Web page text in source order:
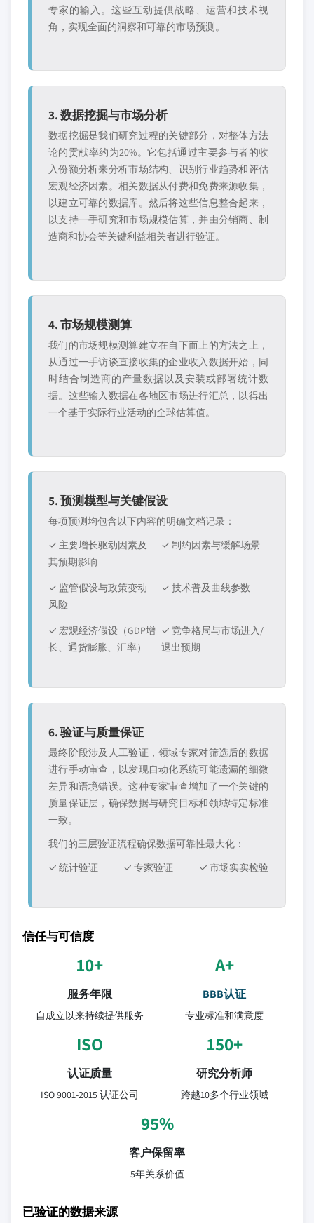
专家的输入。这些互动提供战略、运营和技术视
角，实现全面的洞察和可靠的市场预测。
3. 数据挖掘与市场分析
数据挖掘是我们研究过程的关键部分，对整体方法
论的贡献率约为20%。它包括通过主要参与者的收
入份额分析来分析市场结构、识别行业趋势和评估
宏观经济因素。相关数据从付费和免费来源收集，
以建立可靠的数据库。然后将这些信息整合起来，
以支持一手研究和市场规模估算，并由分销商、制
造商和协会等关键利益相关者进行验证。
4. 市场规模测算
我们的市场规模测算建立在自下而上的方法之上，
从通过一手访谈直接收集的企业收入数据开始，同
时结合制造商的产量数据以及安装或部署统计数
据。这些输入数据在各地区市场进行汇总，以得出
一个基于实际行业活动的全球估算值。
5. 预测模型与关键假设
每项预测均包含以下内容的明确文档记录：
✓ 主要增长驱动因素及
其预期影响
✓ 制约因素与缓解场景
✓ 监管假设与政策变动
风险
✓ 技术普及曲线参数
✓ 宏观经济假设（GDP增
长、通货膨胀、汇率）
✓ 竞争格局与市场进入/
退出预期
6. 验证与质量保证
最终阶段涉及人工验证，领域专家对筛选后的数据
进行手动审查，以发现自动化系统可能遗漏的细微
差异和语境错误。这种专家审查增加了一个关键的
质量保证层，确保数据与研究目标和领域特定标准
一致。
我们的三层验证流程确保数据可靠性最大化：
✓ 统计验证
✓ 专家验证 ✓ 市场实实检验
信任与可信度
10+
服务年限
自成立以来持续提供服务
A+
BBB认证
专业标准和满意度
ISO
认证质量
ISO 9001-2015 认证公司
150+
研究分析师
跨越10多个行业领域
95%
客户保留率
5年关系价值
已验证的数据来源